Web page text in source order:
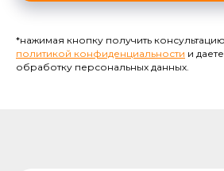
*нажимая кнопку получить
политикой конфиденциальности и
обработку персональных данных.